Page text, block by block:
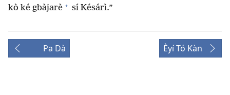
kò ké gbàjarè + sí Késárì.”
Pa Dà Èyí Tó Kàn